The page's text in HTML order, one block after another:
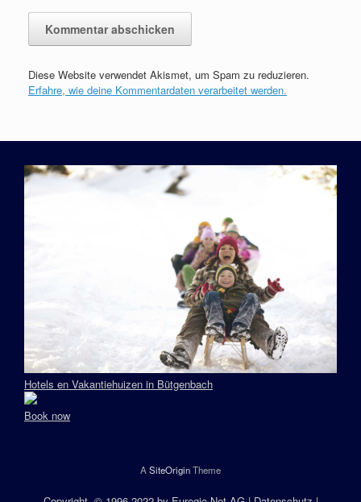
Diese Website verwendet Akismet, um Spam zu reduzieren.
Erfahre, wie deine Kommentardaten verarbeitet werden.
Hotels en Vakantiehuizen in Bütgenbach
Book now
A SiteOriginTheme